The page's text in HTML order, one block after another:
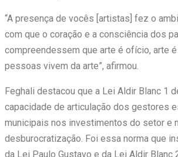
“A presença de vocês [artistas] fez o
com que o coração e a consciência dos
compreendessem que arte é ofício, arte é
pessoas vivem da arte”, afirmou.
Feghali destacou que a Lei Aldir Blanc 1
capacidade de articulação dos gestores
municipais nos investimentos do setor e
desburocratização. Foi essa norma que
da Lei Paulo Gustavo e da Lei Aldir Blanc